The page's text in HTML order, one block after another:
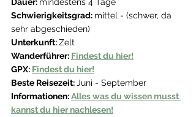
Schwierigkeitsgrad: mittel - (schwer, da
sehr abgeschieden)
Unterkunft: Zelt
Wanderführer: Findest du hier!
GPX: Findest du hier!
Beste Reisezeit: Juni - September
Informationen: Alles was du wissen musst
kannst du hier nachlesen!